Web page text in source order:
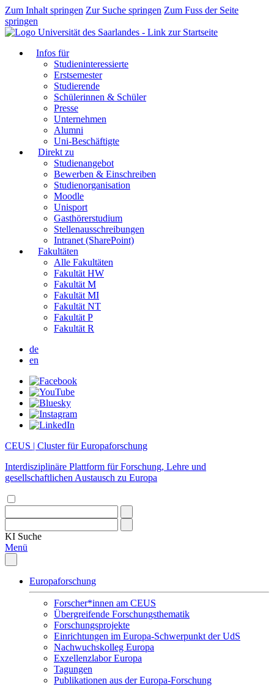
Zum Inhalt springen Zur Suche springen Zum Fuss der Seite
springen
Infos für
Studieninteressierte
Erstsemester
Studierende
Schülerinnen & Schüler
Presse
Unternehmen
Alumni
Uni-Beschäftigte
Direkt zu
Studienangebot
Bewerben & Einschreiben
Studienorganisation
Moodle
Unisport
Gasthörerstudium
Stellenausschreibungen
Intranet (SharePoint)
Fakultäten
Alle Fakultäten
Fakultät HW
Fakultät M
Fakultät MI
Fakultät NT
Fakultät P
Fakultät R
de
en
CEUS | Cluster für Europaforschung
Interdisziplinäre Plattform für Forschung, Lehre und
gesellschaftlichen Austausch zu Europa
KI Suche
Menü
Europaforschung
Forscher*innen am CEUS
Übergreifende Forschungsthematik
Forschungsprojekte
Einrichtungen im Europa-Schwerpunkt der UdS
Nachwuchskolleg Europa
Exzellenzlabor Europa
Tagungen
Publikationen aus der Europa-Forschung